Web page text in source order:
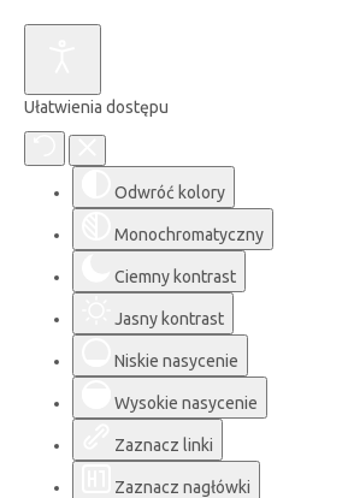
Ułatwienia dostępu
Odwróć kolory
Monochromatyczny
Ciemny kontrast
Jasny kontrast
Niskie nasycenie
Wysokie nasycenie
Zaznacz linki
Zaznacz nagłówki